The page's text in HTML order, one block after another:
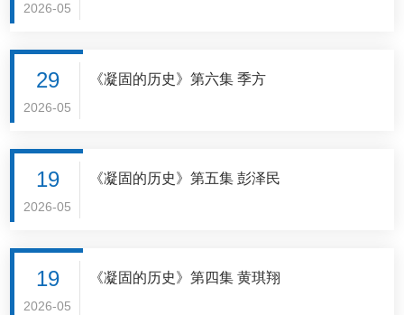
2026-05
29
2026-05
《凝固的历史》第六集 季方
19
2026-05
《凝固的历史》第五集 彭泽民
19
2026-05
《凝固的历史》第四集 黄琪翔